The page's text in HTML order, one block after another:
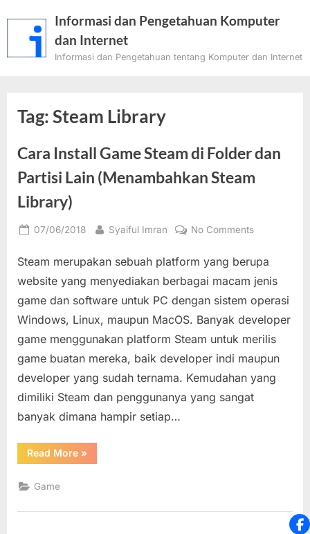
Informasi dan Pengetahuan Komputer
dan Internet
Informasi dan Pengetahuan tentang Komputer dan Internet
Tag:Steam Library
Cara Install Game Steam di Folder dan
Partisi Lain (Menambahkan Steam
Library)
Posted
07/06/2018 By
Syaiful Imran No Commentson
Install
Game
di
Folder
dan
Partisi
Steam
Steam merupakan sebuah platform yang berupa
website yang menyediakan berbagai macam jenis
game dan software untuk PC dengan sistem operasi
Windows, Linux, maupun MacOS. Banyak developer
game menggunakan platform Steam untuk merilis
game buatan mereka, baik developer indi maupun
developer yang sudah ternama. Kemudahan yang
dimiliki Steam dan penggunanya yang sangat
banyak dimana hampir setiap…
Read More“Cara
Install
dan
»
Game